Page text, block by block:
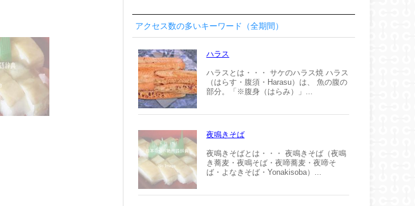
アクセス数の多いキーワード（全期間）
ハラス
ハラスとは・・・ サケのハラス焼 ハラス
（はらす・腹須・Harasu）は、 魚の腹の
部分。「※腹身（はらみ）」...
夜鳴きそば
夜鳴きそばとは・・・ 夜鳴きそば（夜鳴
き蕎麦・夜鳴そば・夜啼蕎麦・夜啼そ
ば・よなきそば・Yonakisoba）...